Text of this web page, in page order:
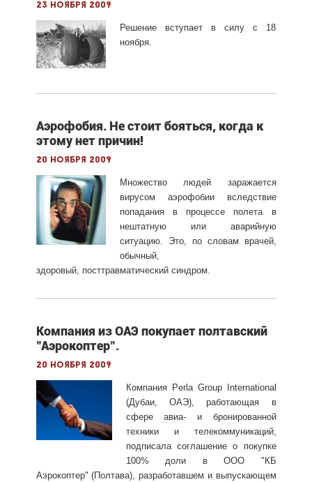
23 ноября 2009
Решение вступает в силу с 18
ноября.
Аэрофобия. Не стоит бояться, когда к
этому нет причин!
20 ноября 2009
Множество людей заражается
вирусом аэрофобии вследствие
попадания в процессе полета в
нештатную или аварийную
ситуацию. Это, по словам врачей,
обычный,
здоровый, посттравматический синдром.
Компания из ОАЭ покупает полтавский
"Аэрокоптер".
20 ноября 2009
Компания Perla Group International
(Дубаи, ОАЭ), работающая в
сфере авиа- и бронированной
техники и телекоммуникаций,
подписала соглашение о покупке
100% доли в ООО "КБ
Аэрокоптер" (Полтава), разработавшем и выпускающем